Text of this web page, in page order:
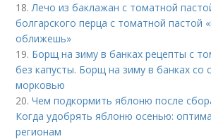
18.Лечо из баклажан с томатной
болгарского перца с томатной пастой
оближешь»
19. Борщ на зиму в банках рецепты с
без капусты. Борщ на зиму в банках со
морковью
20.Чем подкормить яблоню после
Когда удобрять яблоню осенью:
регионам